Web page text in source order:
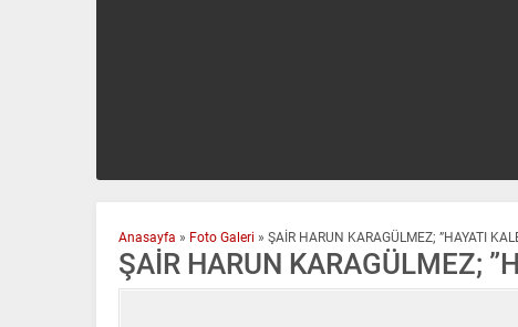
Anasayfa » Foto Galeri » ŞAİR HARUN KARAGÜLMEZ; ”HAYATI
ŞAİR HARUN KARAGÜLMEZ;